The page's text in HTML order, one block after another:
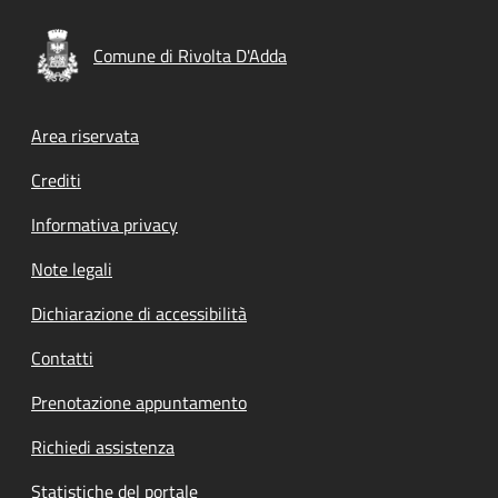
Comune di Rivolta D'Adda
Footer menu
Area riservata
Crediti
Informativa privacy
Note legali
Dichiarazione di accessibilità
Contatti
Prenotazione appuntamento
Richiedi assistenza
Statistiche del portale